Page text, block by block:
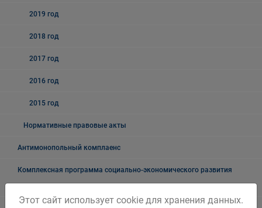
2019 год
2018 год
2017 год
2016 год
2015 год
Нормативные правовые акты
Антимонопольный комплаенс
Комплексная программа социально-экономического развития
города
Этот сайт использует cookie для хранения данных.